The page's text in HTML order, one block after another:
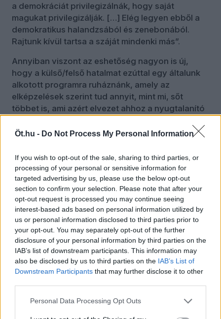
Öt.hu - Do Not Process My Personal Information
If you wish to opt-out of the sale, sharing to third parties, or
processing of your personal or sensitive information for
targeted advertising by us, please use the below opt-out
section to confirm your selection. Please note that after your
opt-out request is processed you may continue seeing
interest-based ads based on personal information utilized by
us or personal information disclosed to third parties prior to
your opt-out. You may separately opt-out of the further
disclosure of your personal information by third parties on the
IAB’s list of downstream participants. This information may
also be disclosed by us to third parties on the IAB’s List of
Downstream Participants that may further disclose it to other
Personal Data Processing Opt Outs
a demokráciát privilegizálnák, hogy saját
magukat privilegizálják. […] Elég legyen ebből a
demokratikus halandzsából és zenebonából.
Rajtunk kívül tartsa a száját mindenki más”.
Annyiban viszont az eshetőség nagyon is új,
hogy a külső/felső hatalmat ezúttal egy általunk
alkotott programra ruháznánk, amely az
elképzelések szerint tud annyit, mint mi, sőt
többet is, ami azért elvezet ahhoz a nyugtalanító
jogai, amelyekkel szabadon élhet, vagy éppen
kihívások, amelyeken el is bukhat? Avagy egy
optimalizálható működésű biológiai organizmus,
Ellis szavaival: „erényes robot”?
Nép? Szuverenitás?
Akadnak ugyanakkor földhözragadtabb
problémák is, amelyek szintén régóta ismertek, és
szintén napjainkban válnak élessé. Például,
amelyek a demokrácia működését érintik, azaz
azt, hogy a különféle intézmények és eljárások
mennyiben juttatják érvényre a népfelség elvét.
Ám még mielőtt ezek újragondolására és
korrekciójára a múlt században sor kerülhetett